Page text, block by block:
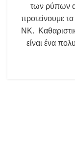
των ρύπων
προτείνουμε
NK.
είναι ένα